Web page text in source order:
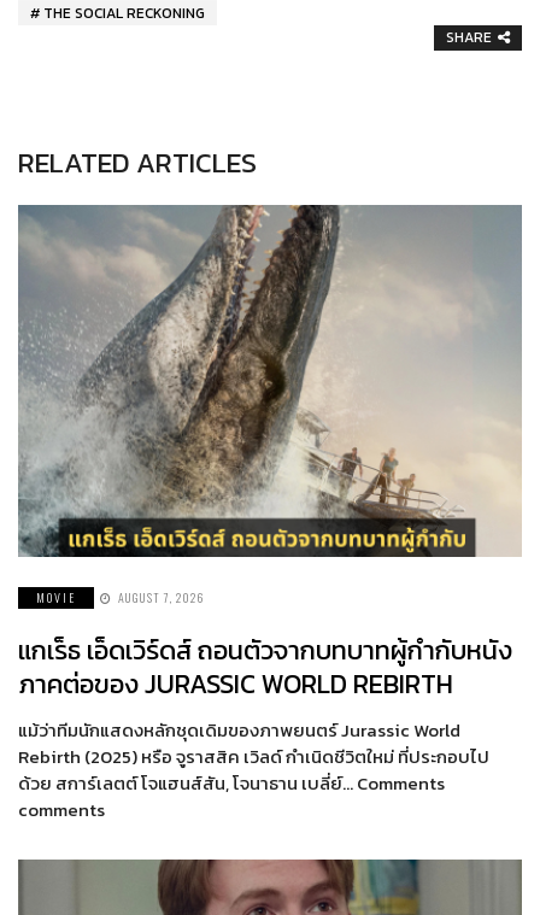
THE SOCIAL RECKONING
SHARE
RELATED ARTICLES
MOVIE AUGUST 7, 2026
แกเร็ธ เอ็ดเวิร์ดส์ ถอนตัวจากบทบาทผู้กำกับหนัง
ภาคต่อของ JURASSIC WORLD REBIRTH
แม้ว่าทีมนักแสดงหลักชุดเดิมของภาพยนตร์ Jurassic World
Rebirth (2025) หรือ จูราสสิค เวิลด์ กำเนิดชีวิตใหม่ ที่ประกอบไป
ด้วย สการ์เลตต์ โจแฮนส์สัน, โจนาธาน เบลี่ย์… Comments
comments